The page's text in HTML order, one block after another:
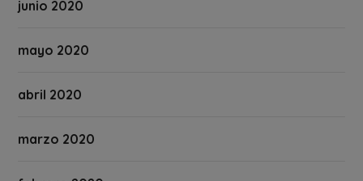
junio 2020
mayo 2020
abril 2020
marzo 2020